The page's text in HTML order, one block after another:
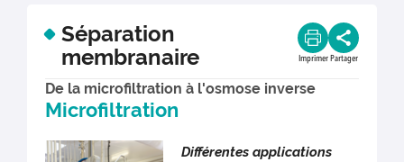
Séparation
membranaire
Imprimer Partager
De la microfiltration à l'osmose inverse
Microfiltration
Différentes applications